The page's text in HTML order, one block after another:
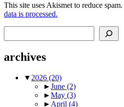
This site uses Akismet to reduce spam.
data is processed.
archives
▼ 2026 (20)
►June (2)
►May (3)
► April (4)